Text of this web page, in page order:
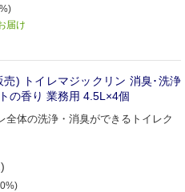
届け
売) トイレマジックリン 消臭･洗浄
の香り 業務用 4.5L×4個
全体の洗浄・消臭ができるトイレク